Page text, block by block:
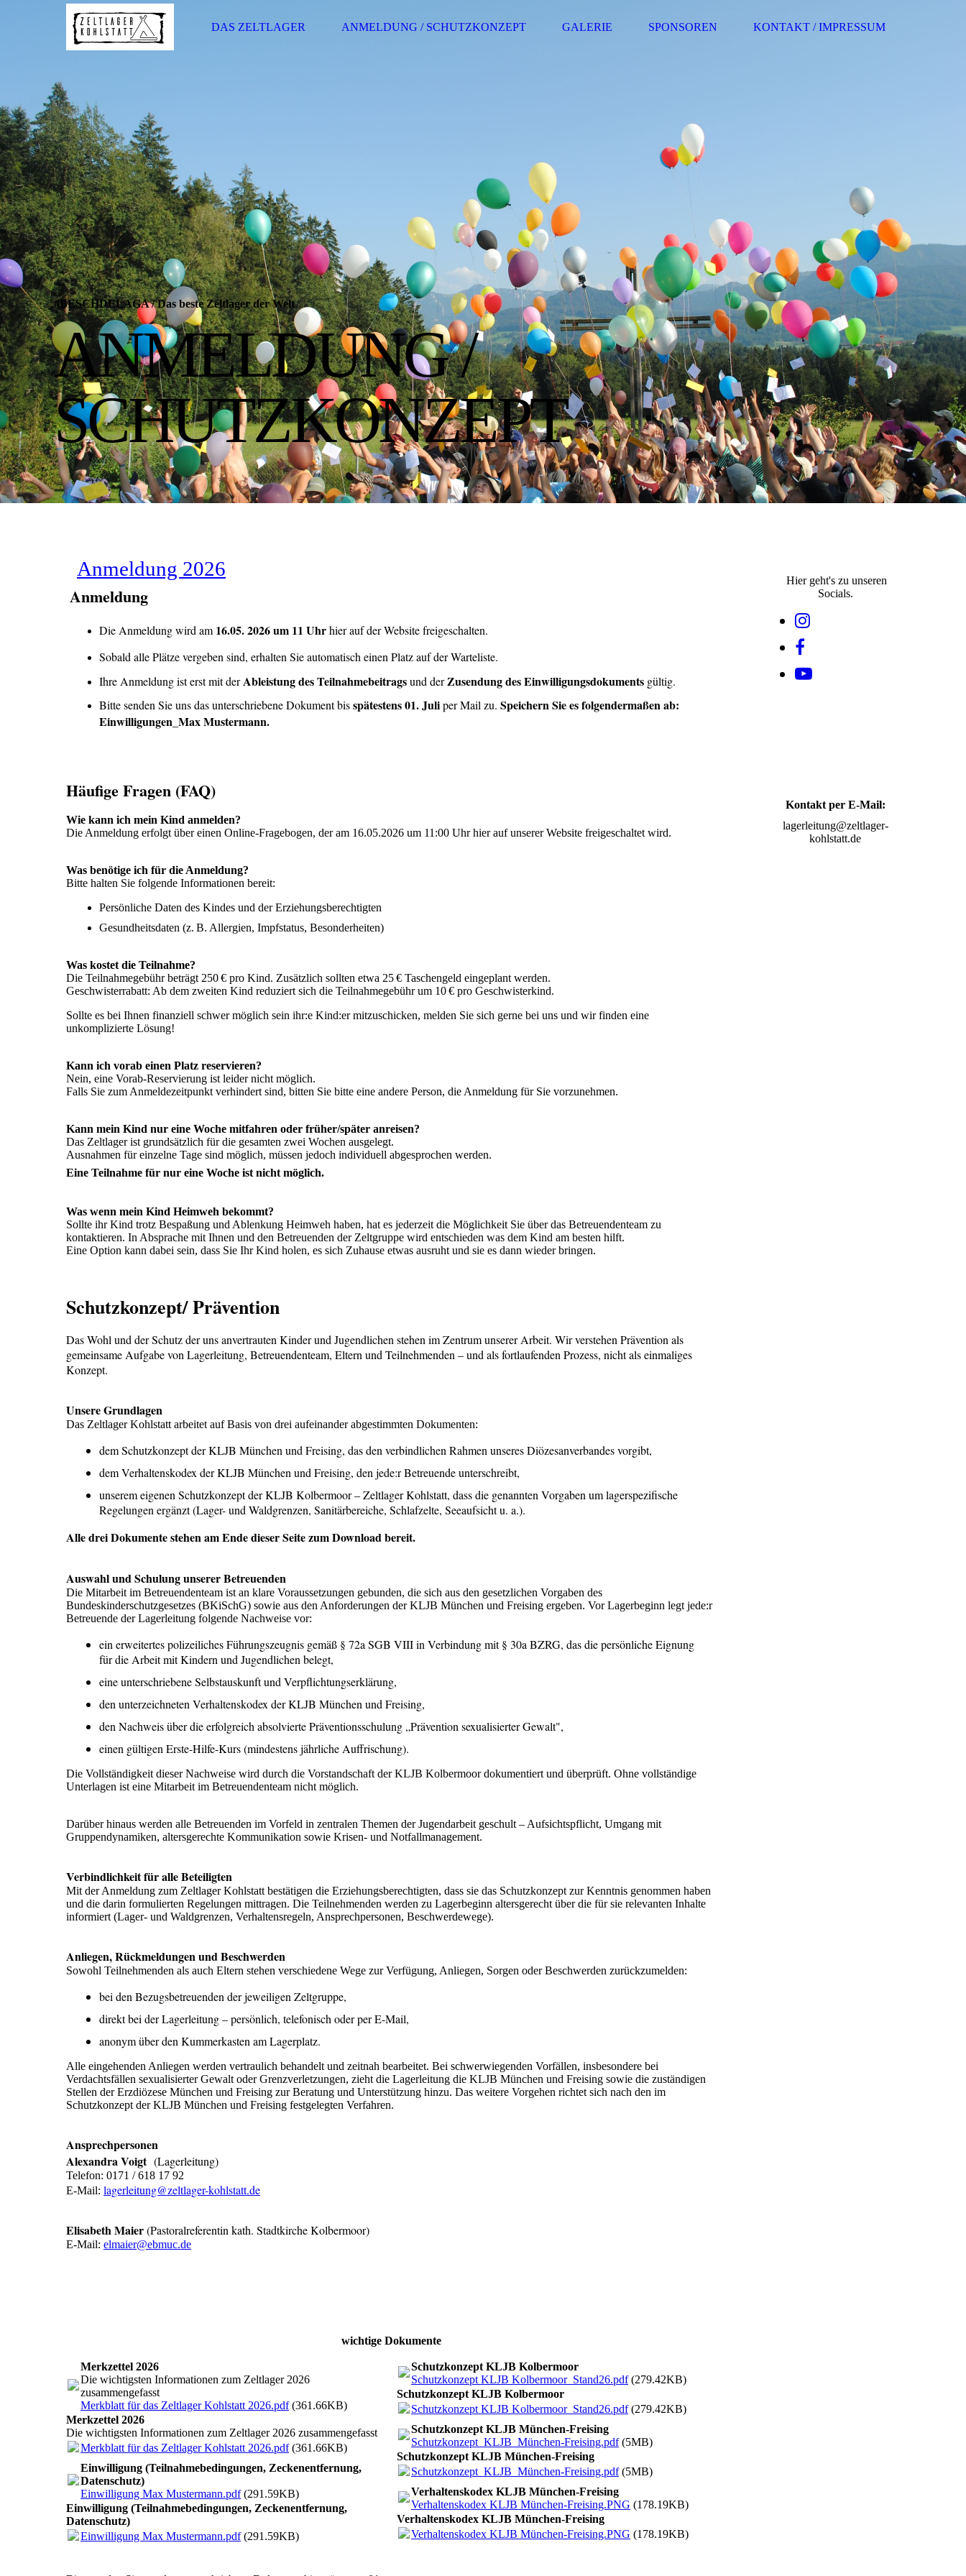
DAS ZELTLAGER ANMELDUNG / SCHUTZKONZEPT GALERIE SPONSOREN KONTAKT / IMPRESSUM
#BESCHDELAGA/Das beste Zeltlager der Welt
ANMELDUNG /
SCHUTZKONZEPT
Anmeldung 2026
Anmeldung
Die Anmeldung wird am 16.05. 2026 um 11 Uhrhier auf der Website freigeschalten.
Sobald alle Plätze vergeben sind, erhalten Sie automatisch einen Platz auf der Warteliste.
Ihre Anmeldung ist erst mit derAbleistung des Teilnahmebeitragsund derZusendung des Einwilligungsdokuments gültig.
Bitte senden Sie uns das unterschriebene Dokument bisspätestens 01. Juliper Mail zu. Speichern Sie es folgendermaßen ab:
Einwilligungen_Max Mustermann.
Häufige Fragen (FAQ)
Wie kann ich mein Kind anmelden?
Die Anmeldung erfolgt über einen Online-Fragebogen, der am 16.05.2026 um 11:00 Uhrhier auf unserer Website freigeschaltet wird.
Was benötige ich für die Anmeldung?
Bitte halten Sie folgende Informationen bereit:
Persönliche Daten des Kindes und der Erziehungsberechtigten
Gesundheitsdaten (z. B. Allergien, Impfstatus, Besonderheiten)
Was kostet die Teilnahme?
Die Teilnahmegebühr beträgt 250 € pro Kind. Zusätzlich sollten etwa 25 € Taschengeld eingeplant werden.
Geschwisterrabatt: Ab dem zweiten Kind reduziert sich die Teilnahmegebühr um 10 € pro Geschwisterkind.
Sollte es bei Ihnen finanziell schwer möglich sein ihr:e Kind:er mitzuschicken, melden Sie sich gerne bei uns und wir finden eine
unkomplizierte Lösung!
Kann ich vorab einen Platz reservieren?
Nein, eine Vorab-Reservierung ist leider nicht möglich.
Falls Sie zum Anmeldezeitpunkt verhindert sind, bitten Sie bitte eine andere Person, die Anmeldung für Sie vorzunehmen.
Kann mein Kind nur eine Woche mitfahren oder früher/später anreisen?
Das Zeltlager ist grundsätzlich für die gesamten zwei Wochen ausgelegt.
Ausnahmen für einzelne Tage sind möglich, müssen jedoch individuell abgesprochen werden.
Eine Teilnahme für nur eine Woche ist nicht möglich.
Was wenn mein Kind Heimweh bekommt?
Sollte ihr Kind trotz Bespaßung und Ablenkung Heimweh haben, hat es jederzeit die Möglichkeit Sie über das Betreuendenteam zu
kontaktieren. In Absprache mit Ihnen und den Betreuenden der Zeltgruppe wird entschieden was dem Kind am besten hilft.
Eine Option kann dabei sein, dass Sie Ihr Kind holen, es sich Zuhause etwas ausruht und sie es dann wieder bringen.
Schutzkonzept/ Prävention
Das Wohl und der Schutz der uns anvertrauten Kinder und Jugendlichen stehen im Zentrum unserer Arbeit. Wir verstehen Prävention als
gemeinsame Aufgabe von Lagerleitung, Betreuendenteam, Eltern und Teilnehmenden – und als fortlaufenden Prozess, nicht als einmaliges
Konzept.
Unsere Grundlagen
Das Zeltlager Kohlstatt arbeitet auf Basis von drei aufeinander abgestimmten Dokumenten:
dem Schutzkonzept der KLJB München und Freising, das den verbindlichen Rahmen unseres Diözesanverbandes vorgibt,
dem Verhaltenskodex der KLJB München und Freising, den jede:r Betreuende unterschreibt,
unserem eigenen Schutzkonzept der KLJB Kolbermoor – Zeltlager Kohlstatt, dass die genannten Vorgaben um lagerspezifische
Regelungen ergänzt (Lager- und Waldgrenzen, Sanitärbereiche, Schlafzelte, Seeaufsicht u. a.).
Alle drei Dokumente stehen am Ende dieser Seite zum Download bereit.
Auswahl und Schulung unserer Betreuenden
Die Mitarbeit im Betreuendenteam ist an klare Voraussetzungen gebunden, die sich aus den gesetzlichen Vorgaben des
Bundeskinderschutzgesetzes (BKiSchG) sowie aus den Anforderungen der KLJB München und Freising ergeben. Vor Lagerbeginn legt jede:r
Betreuende der Lagerleitung folgende Nachweise vor:
ein erweitertes polizeiliches Führungszeugnis gemäß § 72a SGB VIII in Verbindung mit § 30a BZRG, das die persönliche Eignung
für die Arbeit mit Kindern und Jugendlichen belegt,
eine unterschriebene Selbstauskunft und Verpflichtungserklärung,
den unterzeichneten Verhaltenskodex der KLJB München und Freising,
den Nachweis über die erfolgreich absolvierte Präventionsschulung „Prävention sexualisierter Gewalt",
einen gültigen Erste-Hilfe-Kurs (mindestens jährliche Auffrischung).
Die Vollständigkeit dieser Nachweise wird durch die Vorstandschaft der KLJB Kolbermoor dokumentiert und überprüft. Ohne vollständige
Unterlagen ist eine Mitarbeit im Betreuendenteam nicht möglich.
Darüber hinaus werden alle Betreuenden im Vorfeld in zentralen Themen der Jugendarbeit geschult – Aufsichtspflicht, Umgang mit
Gruppendynamiken, altersgerechte Kommunikation sowie Krisen- und Notfallmanagement.
Verbindlichkeit für alle Beteiligten
Mit der Anmeldung zum Zeltlager Kohlstatt bestätigen die Erziehungsberechtigten, dass sie das Schutzkonzept zur Kenntnis genommen haben
und die darin formulierten Regelungen mittragen. Die Teilnehmenden werden zu Lagerbeginn altersgerecht über die für sie relevanten Inhalte
informiert (Lager- und Waldgrenzen, Verhaltensregeln, Ansprechpersonen, Beschwerdewege).
Anliegen, Rückmeldungen und Beschwerden
Sowohl Teilnehmenden als auch Eltern stehen verschiedene Wege zur Verfügung, Anliegen, Sorgen oder Beschwerden zurückzumelden:
bei den Bezugsbetreuenden der jeweiligen Zeltgruppe,
direkt bei der Lagerleitung – persönlich, telefonisch oder per E-Mail,
anonym über den Kummerkasten am Lagerplatz.
Alle eingehenden Anliegen werden vertraulich behandelt und zeitnah bearbeitet. Bei schwerwiegenden Vorfällen, insbesondere bei
Verdachtsfällen sexualisierter Gewalt oder Grenzverletzungen, zieht die Lagerleitung die KLJB München und Freising sowie die zuständigen
Stellen der Erzdiözese München und Freising zur Beratung und Unterstützung hinzu. Das weitere Vorgehen richtet sich nach den im
Schutzkonzept der KLJB München und Freising festgelegten Verfahren.
Ansprechpersonen
Alexandra Voigt (Lagerleitung)
Telefon: 0171 / 618 17 92
E-Mail: lagerleitung@zeltlager-kohlstatt.de
Elisabeth Maier(Pastoralreferentin kath. Stadtkirche Kolbermoor)
E-Mail: elmaier@ebmuc.de
wichtige Dokumente
Merkzettel 2026
Die wichtigsten Informationen zum Zeltlager 2026
zusammengefasst
Merkblatt für das Zeltlager Kohlstatt 2026.pdf(361.66KB)
Merkzettel 2026
Die wichtigsten Informationen zum Zeltlager 2026 zusammengefasst
Merkblatt für das Zeltlager Kohlstatt 2026.pdf(361.66KB)
Einwilligung (Teilnahmebedingungen, Zeckenentfernung,
Datenschutz)
Einwilligung Max Mustermann.pdf(291.59KB)
Einwilligung (Teilnahmebedingungen, Zeckenentfernung,
Datenschutz)
Einwilligung Max Mustermann.pdf(291.59KB)
Schutzkonzept KLJB Kolbermoor
Schutzkonzept KLJB Kolbermoor_Stand26.pdf(279.42KB)
Schutzkonzept KLJB Kolbermoor
Schutzkonzept KLJB Kolbermoor_Stand26.pdf(279.42KB)
Schutzkonzept KLJB München-Freising
Schutzkonzept_KLJB_München-Freising.pdf(5MB)
Schutzkonzept KLJB München-Freising
Schutzkonzept_KLJB_München-Freising.pdf(5MB)
Verhaltenskodex KLJB München-Freising
Verhaltenskodex KLJB München-Freising.PNG (178.19KB)
Verhaltenskodex KLJB München-Freising
Verhaltenskodex KLJB München-Freising.PNG (178.19KB)
Hier geht's zu unseren
Socials.
Kontakt per E-Mail:
lagerleitung@zeltlager-
kohlstatt.de